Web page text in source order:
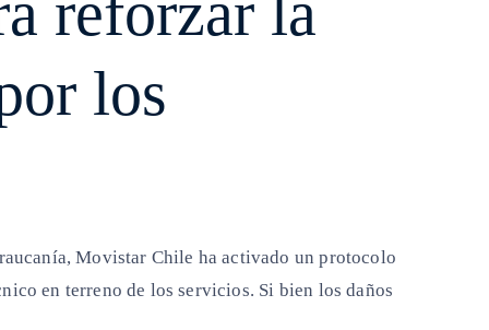
los
Movistar Chile ha activado un protocolo
en terreno de los servicios. Si bien los daños